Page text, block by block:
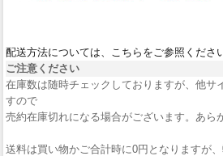
配送方法については、こちらをご参照くださ
ご注意ください
在庫数は随時チェックしておりますが、他サ
すので
売約在庫切れになる場合がございます。あら
送料は買い物かご合計時に0円となりますが